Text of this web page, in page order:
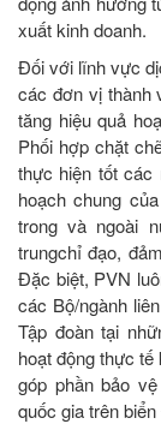
xuất kinh doanh.
Đối với lĩnh vực
các đơn vị thành
tăng hiệu quả
Phối hợp chặt
thực hiện tốt các
hoạch chung
trong và ngoài
trungchỉ đạo,
Đặc biệt, PVN
các Bộ/ngành
Tập đoàn tại
hoạt động thực
góp phần bảo
quốc gia trên